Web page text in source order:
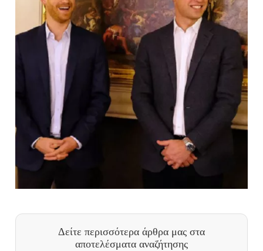
Δείτε περισσότερα άρθρα μας στα
αποτελέσματα αναζήτησης